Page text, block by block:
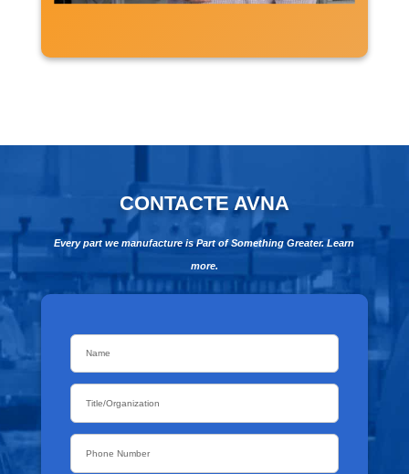
CONTACTE AVNA
Every part we manufacture is Part of Something Greater. Learn
more.
Name
Title/Organization
Phone